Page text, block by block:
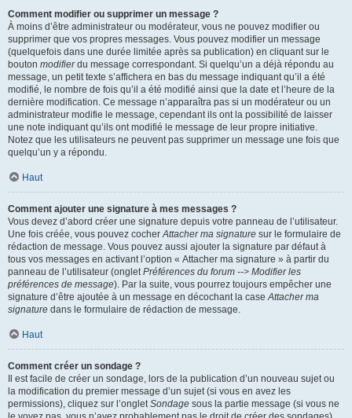
Comment modifier ou supprimer un message ?
À moins d’être administrateur ou modérateur, vous ne pouvez modifier ou
supprimer que vos propres messages. Vous pouvez modifier un message
(quelquefois dans une durée limitée après sa publication) en cliquant sur le
bouton modifierdu message correspondant. Si quelqu’un a déjà répondu au
message, un petit texte s’affichera en bas du message indiquant qu’il a été
modifié, le nombre de fois qu’il a été modifié ainsi que la date et l’heure de la
dernière modification. Ce message n’apparaîtra pas si un modérateur ou un
administrateur modifie le message, cependant ils ont la possibilité de laisser
une note indiquant qu’ils ont modifié le message de leur propre initiative.
Notez que les utilisateurs ne peuvent pas supprimer un message une fois que
quelqu’un y a répondu.
Haut
Comment ajouter une signature à mes messages ?
Vous devez d’abord créer une signature depuis votre panneau de l’utilisateur.
Une fois créée, vous pouvez cocherAttacher ma signature sur le formulaire de
rédaction de message. Vous pouvez aussi ajouter la signature par défaut à
tous vos messages en activant l’option « Attacher ma signature » à partir du
panneau de l’utilisateur (ongletPréférences du forum --> Modifier les
préférences de message). Par la suite, vous pourrez toujours empêcher une
signature d’être ajoutée à un message en décochant la caseAttacher ma
signature dans le formulaire de rédaction de message.
Haut
Comment créer un sondage ?
Il est facile de créer un sondage, lors de la publication d’un nouveau sujet ou
la modification du premier message d’un sujet (si vous en avez les
permissions), cliquez sur l’ongletSondage sous la partie message (si vous ne